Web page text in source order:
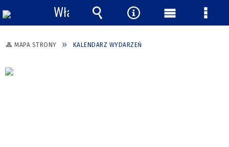
MAPA STRONY KALENDARZ WYDARZEŃ
Włącz
powiadomienia
Wyszukiwarka
Narzędzia
Menu Menu